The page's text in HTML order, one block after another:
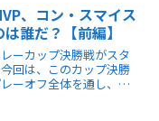
ーリーランキングを発
、コン・スマイス
誰だ？【前編】
ーカップ決勝戦がスタ
回は、このカップ決勝
ーオフ全体を通し、誰